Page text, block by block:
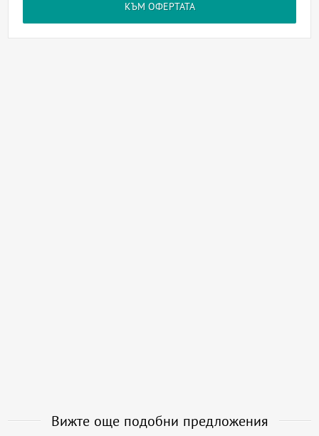
КЪМ ОФЕРТАТА
Вижте още подобни предложения